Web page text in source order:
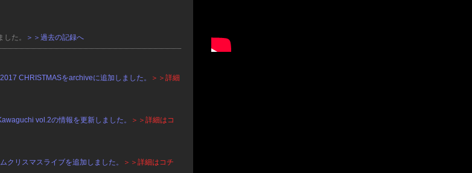
た。 ＞＞過去の記録へ
CHRISTMASをarchiveに追加しました。 ＞＞詳細
vol.2の情報を更新しました。 ＞＞詳細はコ
クリスマスライブを追加しました。 ＞＞詳細はコチ